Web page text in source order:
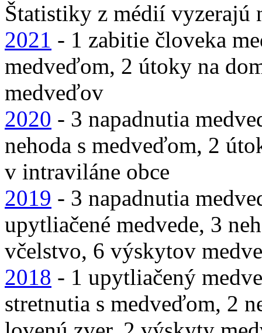
Štatistiky z médií vyzerajú
2021 - 1 zabitie človeka
medveďom, 2 útoky na
medveďov
2020 - 3 napadnutia
nehoda s medveďom, 2
v intraviláne obce
2019 - 3 napadnutia
upytliačené medvede, 3
včelstvo, 6 výskytov
2018 - 1 upytliačený
stretnutia s medveďom, 2